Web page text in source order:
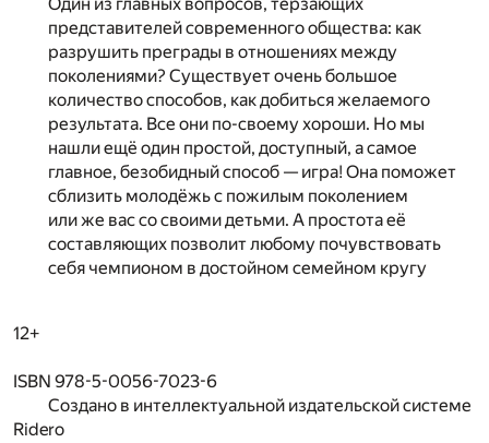
представителей современного общества: как
разрушить преграды в отношениях между
поколениями? Существует очень большое
количество способов, как добиться желаемого
результата. Все они по-своему хороши. Но мы
нашли ещё один простой, доступный, а самое
главное, безобидный способ — игра! Она поможет
сблизить молодёжь с пожилым поколением
или же вас со своими детьми. А простота её
составляющих позволит любому почувствовать
себя чемпионом в достойном семейном кругу
12+
ISBN 978-5-0056-7023-6
Создано в интеллектуальной издательской системе
Ridero